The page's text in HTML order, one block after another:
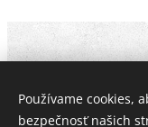
Používame cookies,
bezpečnosť našich